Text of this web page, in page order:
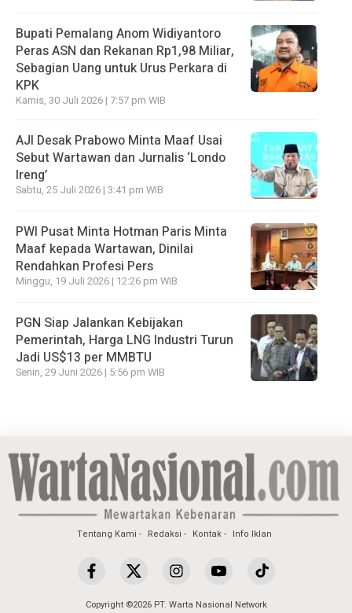
Bupati Pemalang Anom Widiyantoro
Peras ASN dan Rekanan Rp1,98 Miliar,
Sebagian Uang untuk Urus Perkara di
KPK
Kamis, 30 Juli 2026 | 7:57 pm WIB
AJI Desak Prabowo Minta Maaf Usai
Sebut Wartawan dan Jurnalis ‘Londo
Ireng’
Sabtu, 25 Juli 2026 | 3:41 pm WIB
PWI Pusat Minta Hotman Paris Minta
Maaf kepada Wartawan, Dinilai
Rendahkan Profesi Pers
Minggu, 19 Juli 2026 | 12:26 pm WIB
PGN Siap Jalankan Kebijakan
Pemerintah, Harga LNG Industri Turun
Jadi US$13 per MMBTU
Senin, 29 Juni 2026 | 5:56 pm WIB
Tentang Kami Redaksi Kontak Info Iklan
Copyright ©2026 PT. Warta Nasional Network